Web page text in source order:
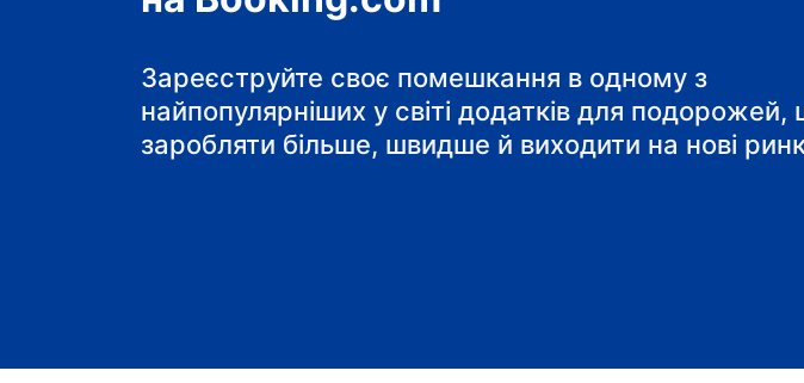
готель типу "ліжко і сніданок"
Зареєструйте своє помешкання в одному з
найпопулярніших у світі додатків для подорожей,
заробляти більше, швидше й виходити на нові